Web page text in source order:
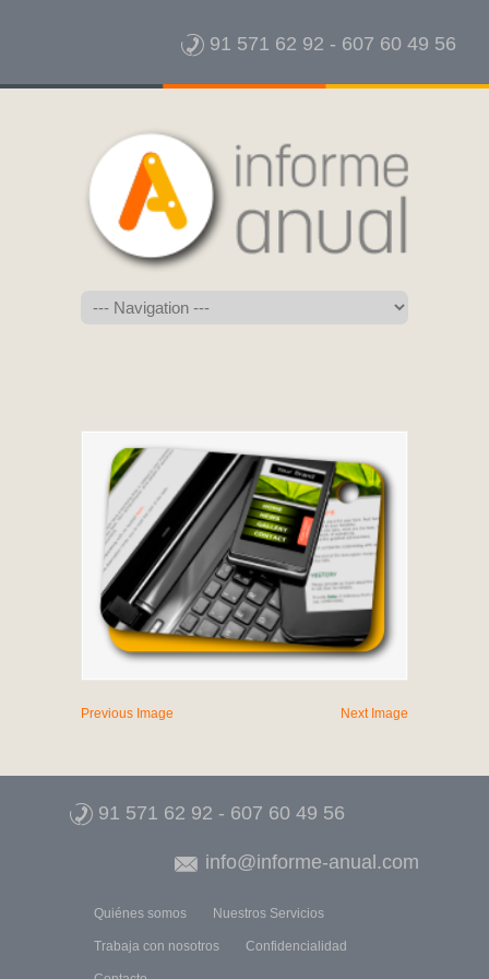
91 571 62 92 - 607 60 49 56
Previous Image Next Image
91 571 62 92 - 607 60 49 56
info@informe-anual.com
Quiénes somos Nuestros Servicios
Trabaja con nosotros Confidencialidad